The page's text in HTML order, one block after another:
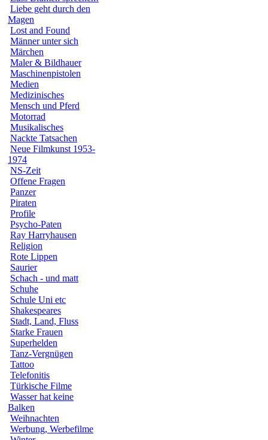
Liebe geht durch den
Magen
Lost and Found
Männer unter sich
Märchen
Maler & Bildhauer
Maschinenpistolen
Medien
Medizinisches
Mensch und Pferd
Motorrad
Musikalisches
Nackte Tatsachen
Neue Filmkunst 1953-
1974
NS-Zeit
Offene Fragen
Panzer
Piraten
Profile
Psycho-Paten
Ray Harryhausen
Religion
Rote Lippen
Saurier
Schach - und matt
Schuhe
Schule Uni etc
Shakespeares
Stadt, Land, Fluss
Starke Frauen
Superhelden
Tanz-Vergnügen
Tattoo
Telefonitis
Türkische Filme
Wasser hat keine
Balken
Weihnachten
Werbung, Werbefilme